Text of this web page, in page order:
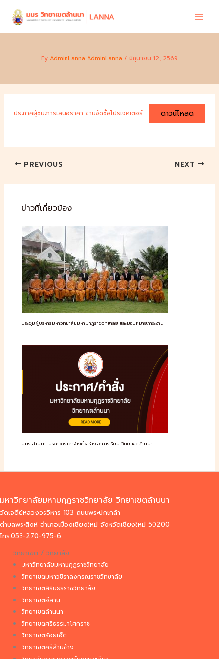
By AdminLanna AdminLanna / มิถุนายน 12, 2569
ประกาศผู้ชนะการเสนอราคา งานจัดซื้อโปรเจคเตอร์ ดาวน์โหลด
PREVIOUS NEXT
ข่าวที่เกี่ยวข้อง
ประชุมผู้บริหารมหาวิทยาลัยมหามกุฏราชวิทยาลัย และมอบหมายภาระงาน
มมร ล้านนา: ประกวดราคาจ้างก่อสร้าง อาคารเรียน วิทยาเขตล้านนา
มหาวิทยาลัยมหามกุฏราชวิทยาลัย วิทยาเขตล้านนา
วัดเจดีย์หลวงวรวิหาร 103 ถนนพระปกเกล้า
ตำบลพระสิงห์ อำเภอเมืองเชียงใหม่ จังหวัดเชียงใหม่ 50200
โทร.053-270-975-6
วิทยาเขต / วิทยาลัย
มหาวิทยาลัยมหามกุฏราชวิทยาลัย
วิทยาเขตมหาวชิราลงกรณราชวิทยาลัย
วิทยาเขตสิรินธรราชวิทยาลัย
วิทยาเขตอีสาน
วิทยาเขตล้านนา
วิทยาเขตศรีธรรมาโศกราช
วิทยาเขตร้อยเอ็ด
วิทยาเขตศรีล้านช้าง